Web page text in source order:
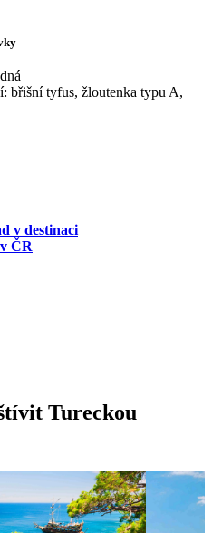
břišní tyfus, žloutenka typu A,
v destinaci
ČR
Tureckou